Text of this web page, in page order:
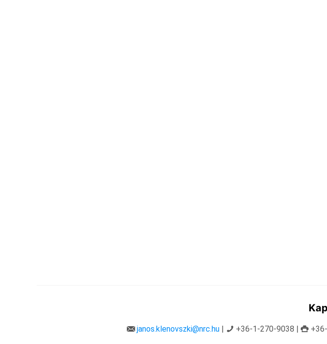
janos.klenovszki@nrc.hu | +36-1-270-9038 |